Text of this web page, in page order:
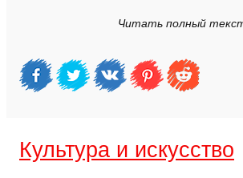
Читать полный
Культура и искусство